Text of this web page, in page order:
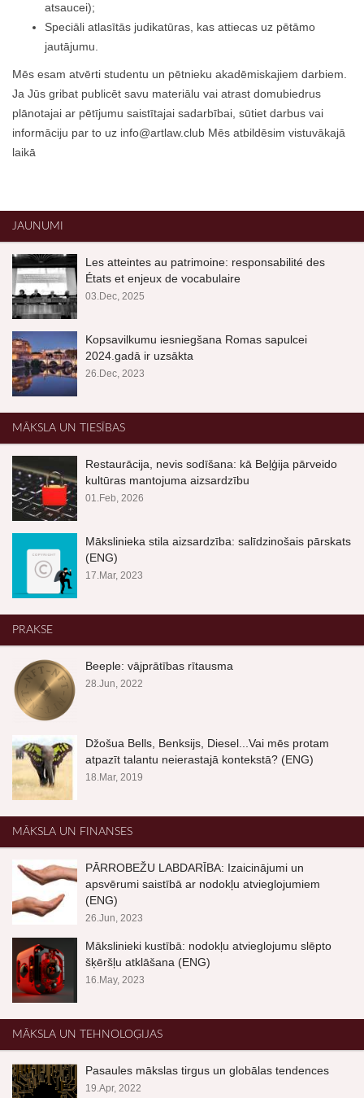
atsaucei);
Speciāli atlasītās judikatūras, kas attiecas uz pētāmo
jautājumu.
Mēs esam atvērti studentu un pētnieku akadēmiskajiem darbiem.
Ja Jūs gribat publicēt savu materiālu vai atrast domubiedrus
plānotajai ar pētījumu saistītajai sadarbībai, sūtiet darbus vai
informāciju par to uz info@artlaw.club Mēs atbildēsim vistuvākajā
laikā
JAUNUMI
Les atteintes au patrimoine: responsabilité des
États et enjeux de vocabulaire
03.Dec, 2025
Kopsavilkumu iesniegšana Romas sapulcei
2024.gadā ir uzsākta
26.Dec, 2023
MĀKSLA UN TIESĪBAS
Restaurācija, nevis sodīšana: kā Beļģija pārveido
kultūras mantojuma aizsardzību
01.Feb, 2026
Mākslinieka stila aizsardzība: salīdzinošais pārskats
(ENG)
17.Mar, 2023
PRAKSE
Beeple: vājprātības rītausma
28.Jun, 2022
Džošua Bells, Benksijs, Diesel...Vai mēs protam
atpazīt talantu neierastajā kontekstā? (ENG)
18.Mar, 2019
MĀKSLA UN FINANSES
PĀRROBEŽU LABDARĪBA: Izaicinājumi un
apsvērumi saistībā ar nodokļu atvieglojumiem
(ENG)
26.Jun, 2023
Mākslinieki kustībā: nodokļu atvieglojumu slēpto
šķēršļu atklāšana (ENG)
16.May, 2023
MĀKSLA UN TEHNOLOĢIJAS
Pasaules mākslas tirgus un globālas tendences
19.Apr, 2022